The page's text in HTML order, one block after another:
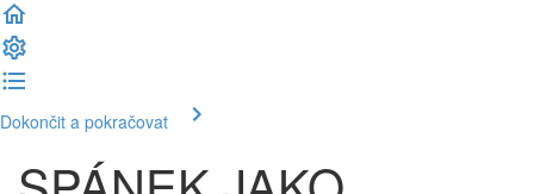
Dokončit a pokračovat